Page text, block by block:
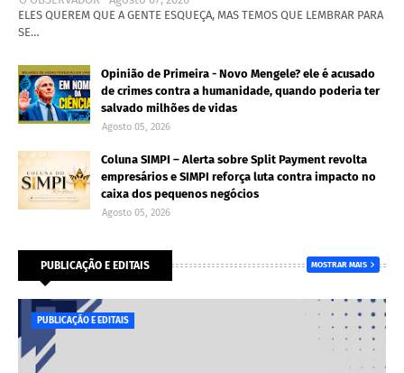
ELES QUEREM QUE A GENTE ESQUEÇA, MAS TEMOS QUE LEMBRAR PARA
SE…
Opinião de Primeira - Novo Mengele? ele é acusado
de crimes contra a humanidade, quando poderia ter
salvado milhões de vidas
Agosto 05, 2026
Coluna SIMPI – Alerta sobre Split Payment revolta
empresários e SIMPI reforça luta contra impacto no
caixa dos pequenos negócios
Agosto 05, 2026
PUBLICAÇÃO E EDITAIS MOSTRAR MAIS
PUBLICAÇÃO E EDITAIS